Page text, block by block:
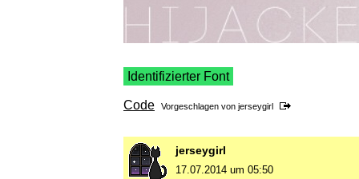
Identifizierter Font
Code Vorgeschlagen von jerseygirl
jerseygirl
17.07.2014 um 05:50